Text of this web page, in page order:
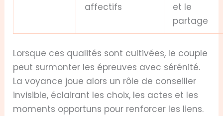
affectifs
et le
partage
Lorsque ces qualités sont cultivées, le couple
peut surmonter les épreuves avec sérénité.
La voyance joue alors un rôle de conseiller
invisible, éclairant les choix, les actes et les
moments opportuns pour renforcer les liens.